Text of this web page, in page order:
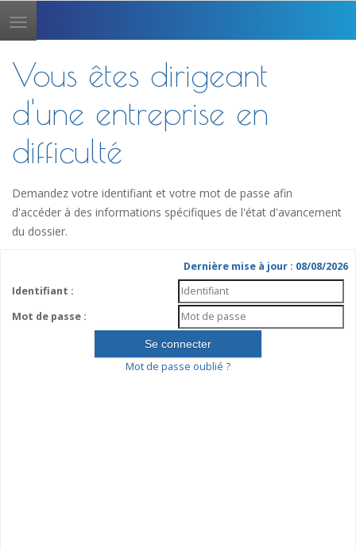
Toggle
navigation
Vous êtes dirigeant
d'une entreprise en
difficulté
Demandez votre identifiant et votre mot de passe afin
d'accéder à des informations spécifiques de l'état d'avancement
du dossier.
Dernière mise à jour : 08/08/2026
Identifiant :
Mot de passe :
Mot de passe oublié ?